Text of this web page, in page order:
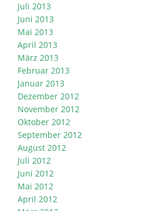
Juli 2013
Juni 2013
Mai 2013
April 2013
März 2013
Februar 2013
Januar 2013
Dezember 2012
November 2012
Oktober 2012
September 2012
August 2012
Juli 2012
Juni 2012
Mai 2012
April 2012